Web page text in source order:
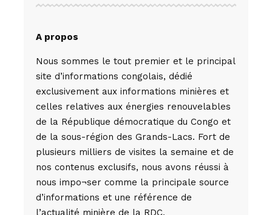
A propos
Nous sommes le tout premier et le principal
site d’informations congolais, dédié
exclusivement aux informations minières et
celles relatives aux énergies renouvelables
de la République démocratique du Congo et
de la sous-région des Grands-Lacs. Fort de
plusieurs milliers de visites la semaine et de
nos contenus exclusifs, nous avons réussi à
nous impo¬ser comme la principale source
d’informations et une référence de
l’actualité minière de la RDC,